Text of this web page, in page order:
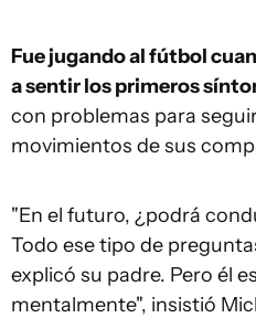
Fue jugando al fútbol
a sentir los primeros
con problemas para
movimientos de sus
"En el futuro, ¿podrá
Todo ese tipo de
explicó su padre. Pero él
mentalmente", insistió